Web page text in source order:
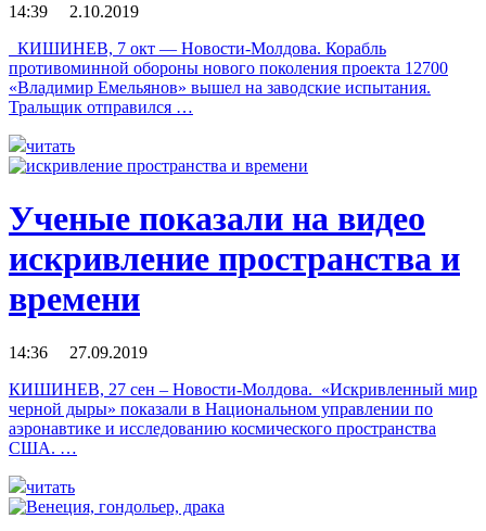
14:39 2.10.2019
КИШИНЕВ, 7 окт — Новости-Молдова. Корабль
противоминной обороны нового поколения проекта 12700
«Владимир Емельянов» вышел на заводские испытания.
Тральщик отправился …
читать
Ученые показали на видео
искривление пространства и
времени
14:36 27.09.2019
КИШИНЕВ, 27 сен – Новости-Молдова. «Искривленный мир
черной дыры» показали в Национальном управлении по
аэронавтике и исследованию космического пространства
США. …
читать